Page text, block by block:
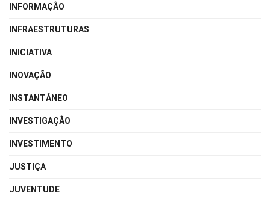
INFORMAÇÃO
INFRAESTRUTURAS
INICIATIVA
INOVAÇÃO
INSTANTÂNEO
INVESTIGAÇÃO
INVESTIMENTO
JUSTIÇA
JUVENTUDE